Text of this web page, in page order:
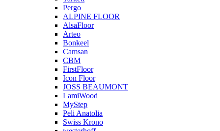
Pergo
ALPINE FLOOR
AlsaFloor
Arteo
Bonkeel
Camsan
CBM
FirstFloor
Icon Floor
JOSS BEAUMONT
LamiWood
MyStep
Peli Anatolia
Swiss Krono